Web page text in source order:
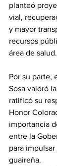
planteó
vial,
y mayor
recursos
área de salud.
Por su parte,
Sosa valoró
ratificó su
Honor
importancia
entre la
para
guaireña.